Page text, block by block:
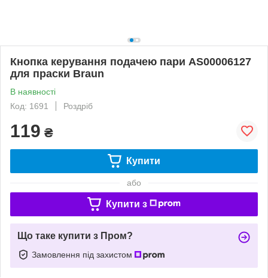
Кнопка керування подачею пари AS00006127
для праски Braun
В наявності
Код: 1691
Роздріб
119 ₴
Купити
або
Купити з
Що таке купити з Пром?
Замовлення під захистом